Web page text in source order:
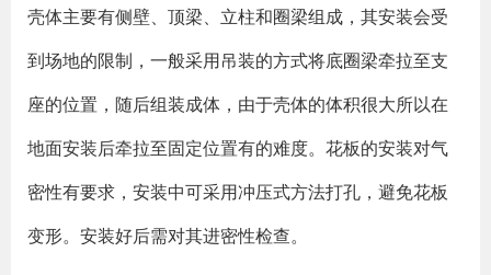
壳体主要有侧壁、顶梁、立柱和圈梁组成，其安装会受
到场地的限制，一般采用吊装的方式将底圈梁牵拉至支
座的位置，随后组装成体，由于壳体的体积很大所以在
地面安装后牵拉至固定位置有的难度。花板的安装对气
密性有要求，安装中可采用冲压式方法打孔，避免花板
变形。安装好后需对其进密性检查。